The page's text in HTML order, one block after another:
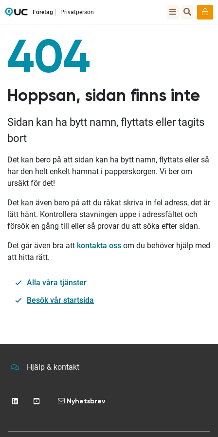
Företag Privatperson
404
Hoppsan, sidan finns inte
Sidan kan ha bytt namn, flyttats eller tagits
bort
Det kan bero på att sidan kan ha bytt namn, flyttats eller så
har den helt enkelt hamnat i papperskorgen. Vi ber om
ursäkt för det!
Det kan även bero på att du råkat skriva in fel adress, det är
lätt hänt. Kontrollera stavningen uppe i adressfältet och
försök en gång till eller så provar du att söka efter sidan.
Det går även bra att kontakta oss om du behöver hjälp med
att hitta rätt.
Alla våra tjänster
Besök vår startsida
Hjälp & kontakt
Nyhetsbrev